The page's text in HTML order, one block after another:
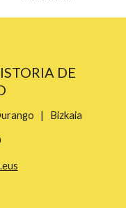
DE
| Bizkaia